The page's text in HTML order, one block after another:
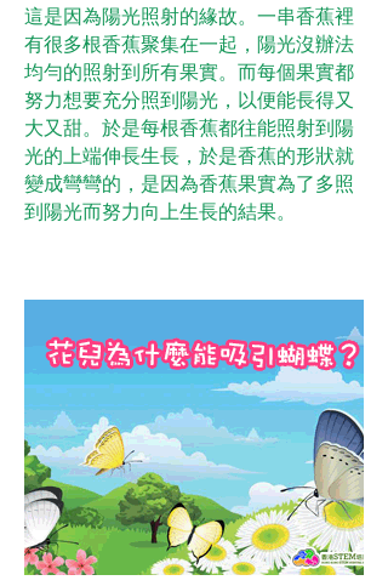
這是因為陽光照射的緣故。一串香蕉裡
有很多根香蕉聚集在一起，陽光沒辦法
均勻的照射到所有果實。而每個果實都
努力想要充分照到陽光，以便能長得又
大又甜。於是每根香蕉都往能照射到陽
光的上端伸長生長，於是香蕉的形狀就
變成彎彎的，是因為香蕉果實為了多照
到陽光而努力向上生長的結果。